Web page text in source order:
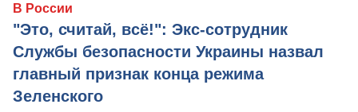
В России
"Это, считай, всё!": Экс-сотрудник
Службы безопасности Украины назвал
главный признак конца режима
Зеленского